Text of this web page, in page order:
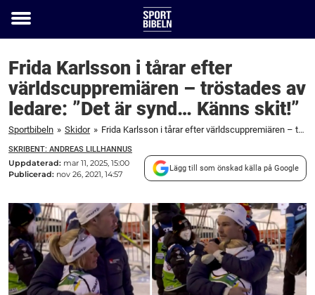
Toggle
Frida Karlsson i tårar efter
världscuppremiären – tröstades av
ledare: ”Det är synd… Känns skit!”
Sportbibeln » Skidor » Frida Karlsson i tårar efter världscuppremiären – tröstades av ledare: ”Det är synd... Känns skit!”
SKRIBENT: ANDREAS LILLHANNUS
Uppdaterad: mar 11, 2025, 15:00
Publicerad: nov 26, 2021, 14:57
Lägg till som önskad källa på Google